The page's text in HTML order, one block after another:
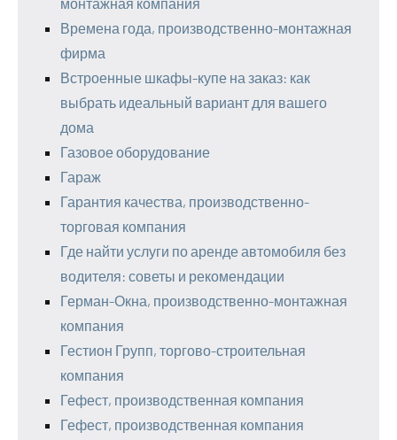
Времена года, производственно-монтажная
фирма
Встроенные шкафы-купе на заказ: как
выбрать идеальный вариант для вашего
дома
Газовое оборудование
Гараж
Гарантия качества, производственно-
торговая компания
Где найти услуги по аренде автомобиля без
водителя: советы и рекомендации
Герман-Окна, производственно-монтажная
компания
Гестион Групп, торгово-строительная
компания
Гефест, производственная компания
Гефест, производственная компания